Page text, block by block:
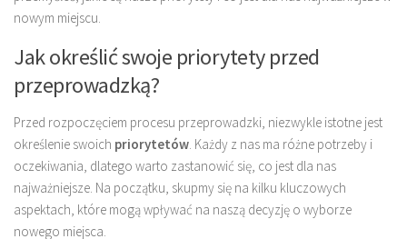
nowym miejscu.
Jak określić swoje priorytety przed
przeprowadzką?
Przed rozpoczęciem procesu przeprowadzki, niezwykle istotne jest
określenie swoich priorytetów . Każdy z nas ma różne potrzeby i
oczekiwania, dlatego warto zastanowić się, co jest dla nas
najważniejsze. Na początku, skupmy się na kilku kluczowych
aspektach, które mogą wpływać na naszą decyzję o wyborze
nowego miejsca.